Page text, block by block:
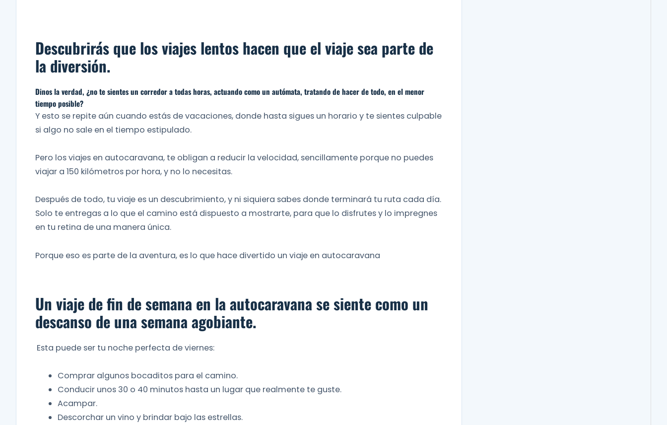
Descubrirás que los viajes lentos hacen que el viaje sea parte de
la diversión.
Dinos la verdad, ¿no te sientes un corredor a todas horas, actuando como un autómata, tratando de hacer de todo, en el menor
tiempo posible?
Y esto se repite aún cuando estás de vacaciones, donde hasta sigues un horario y te sientes culpable
si algo no sale en el tiempo estipulado.
Pero los viajes en autocaravana, te obligan a reducir la velocidad, sencillamente porque no puedes
viajar a 150 kilómetros por hora, y no lo necesitas.
Después de todo, tu viaje es un descubrimiento, y ni siquiera sabes donde terminará tu ruta cada día.
Solo te entregas a lo que el camino está dispuesto a mostrarte, para que lo disfrutes y lo impregnes
en tu retina de una manera única.
Porque eso es parte de la aventura, es lo que hace divertido un viaje en autocaravana
Un viaje de fin desemana en la autocaravana se siente como un
descanso de una semana agobiante.
Esta puede ser tu noche perfecta de viernes:
Comprar algunos bocaditos para el camino.
Conducir unos 30 o 40 minutos hasta un lugar que realmente te guste.
Acampar.
Descorchar un vino y brindar bajo las estrellas.